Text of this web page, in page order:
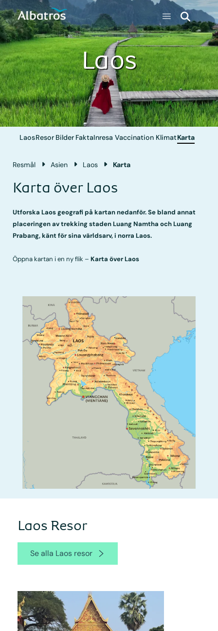
Laos
LaosResor Bilder FaktaInresa Vaccination KlimatKarta
Resmål Asien Laos Karta
Karta över Laos
Utforska Laos geografi på kartan nedanför. Se bland annat
placeringen av trekking staden Luang Namtha och Luang
Prabang, känt för sina världsarv, i norra Laos.
Öppna kartan i en ny flik – Karta över Laos
Laos Resor
Se alla Laos resor